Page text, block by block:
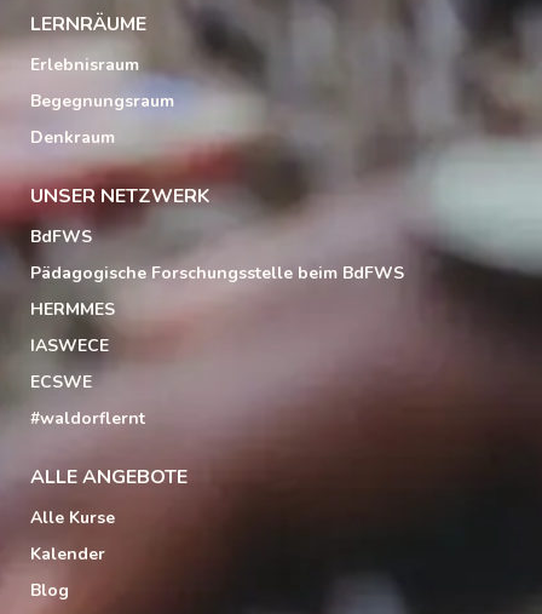
LERNRÄUME
Erlebnisraum
Begegnungsraum
Denkraum
UNSER NETZWERK
BdFWS
Pädagogische Forschungsstelle beim BdFWS
HERMMES
IASWECE
ECSWE
#waldorflernt
ALLE ANGEBOTE
Alle Kurse
Kalender
Blog